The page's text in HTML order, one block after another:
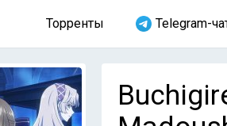
Торренты Telegram-